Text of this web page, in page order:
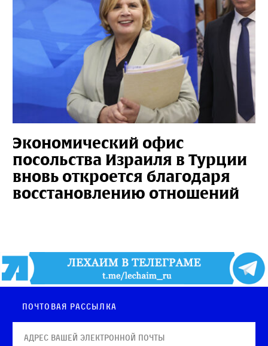
Экономический офис
посольства Израиля в Турции
вновь откроется благодаря
восстановлению отношений
Почтовая рассылка